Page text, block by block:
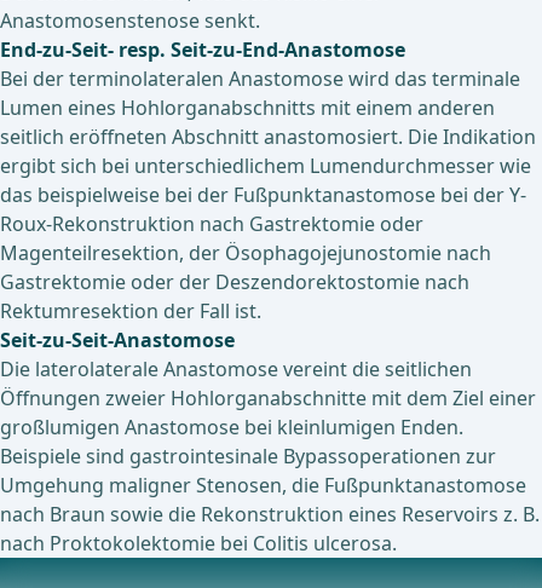
Anastomosenstenose senkt.
End-zu-Seit- resp. Seit-zu-End-Anastomose
Bei der terminolateralen Anastomose wird das terminale
Lumen eines Hohlorganabschnitts mit einem anderen
seitlich eröffneten Abschnitt anastomosiert. Die Indikation
ergibt sich bei unterschiedlichem Lumendurchmesser wie
das beispielweise bei der Fußpunktanastomose bei der Y-
Roux-Rekonstruktion nach Gastrektomie oder
Magenteilresektion, der Ösophagojejunostomie nach
Gastrektomie oder der Deszendorektostomie nach
Rektumresektion der Fall ist.
Seit-zu-Seit-Anastomose
Die laterolaterale Anastomose vereint die seitlichen
Öffnungen zweier Hohlorganabschnitte mit dem Ziel einer
großlumigen Anastomose bei kleinlumigen Enden.
Beispiele sind gastrointesinale Bypassoperationen zur
Umgehung maligner Stenosen, die Fußpunktanastomose
nach Braun sowie die Rekonstruktion eines Reservoirs z. B.
nach Proktokolektomie bei Colitis ulcerosa.
Aktuell laufende Studien zu diesem Thema